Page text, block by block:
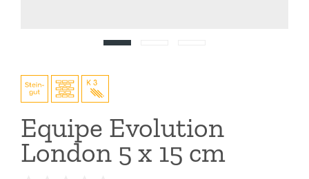
Equipe Evolution
London 5 x 15 cm